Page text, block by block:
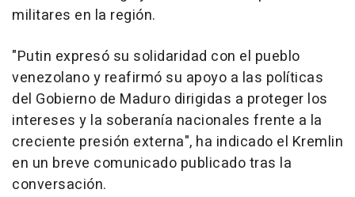
militares en la región.
"Putin expresó su solidaridad con el pueblo
venezolano y reafirmó su apoyo a las políticas
del Gobierno de Maduro dirigidas a proteger los
intereses y la soberanía nacionales frente a la
creciente presión externa", ha indicado el Kremlin
en un breve comunicado publicado tras la
conversación.